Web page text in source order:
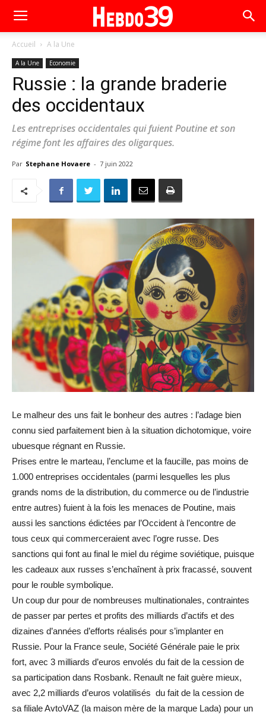
Accueil A la Une
A la Une Economie
Russie : la grande braderie
des occidentaux
Les entreprises occidentales qui fuient Poutine et son
régime font les affaires des oligarques.
Par Stephane Hovaere - 7 juin 2022
Le malheur des uns fait le bonheur des autres : l’adage bien
connu sied parfaitement bien à la situation dichotomique, voire
ubuesque régnant en Russie.
Prises entre le marteau, l’enclume et la faucille, pas moins de
1.000 entreprises occidentales (parmi lesquelles les plus
grands noms de la distribution, du commerce ou de l’industrie
entre autres) fuient à la fois les menaces de Poutine, mais
aussi les sanctions édictées par l’Occident à l’encontre de
tous ceux qui commerceraient avec l’ogre russe. Des
sanctions qui font au final le miel du régime soviétique, puisque
les cadeaux aux russes s’enchaînent à prix fracassé, souvent
pour le rouble symbolique.
Un coup dur pour de nombreuses multinationales, contraintes
de passer par pertes et profits des milliards d’actifs et des
dizaines d’années d’efforts réalisés pour s’implanter en
Russie. Pour la France seule, Société Générale paie le prix
fort, avec 3 milliards d’euros envolés du fait de la cession de
sa participation dans Rosbank. Renault ne fait guère mieux,
avec 2,2 milliards d’euros volatilisés du fait de la cession de
sa filiale AvtoVAZ (la maison mère de la marque Lada) pour un